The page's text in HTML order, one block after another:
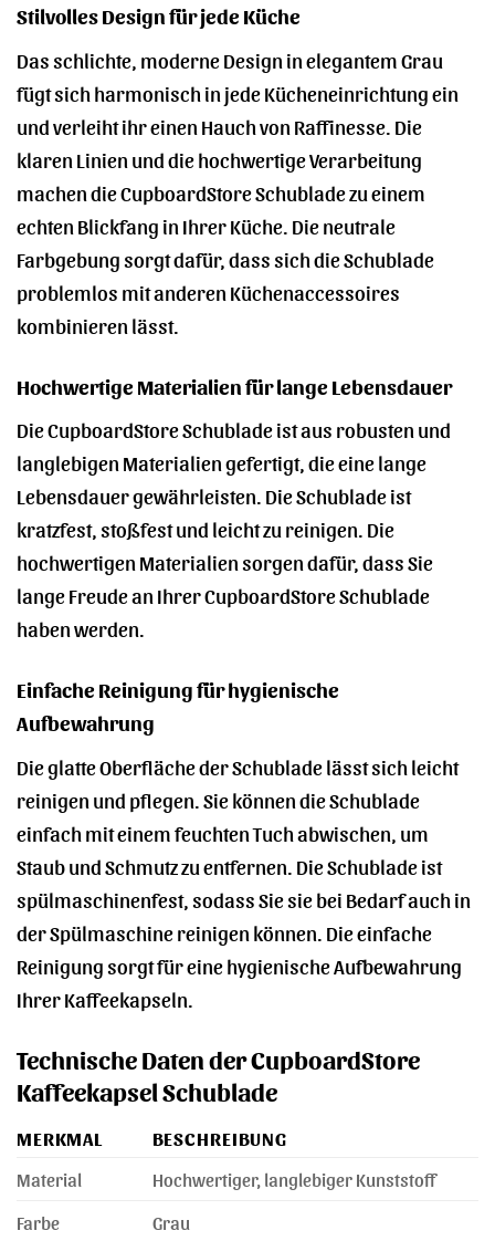
Stilvolles Design für jede Küche
Das schlichte, moderne Design in elegantem Grau
fügt sich harmonisch in jede Kücheneinrichtung ein
und verleiht ihr einen Hauch von Raffinesse. Die
klaren Linien und die hochwertige Verarbeitung
machen die CupboardStore Schublade zu einem
echten Blickfang in Ihrer Küche. Die neutrale
Farbgebung sorgt dafür, dass sich die Schublade
problemlos mit anderen Küchenaccessoires
kombinieren lässt.
Hochwertige Materialien für lange Lebensdauer
Die CupboardStore Schublade ist aus robusten und
langlebigen Materialien gefertigt, die eine lange
Lebensdauer gewährleisten. Die Schublade ist
kratzfest, stoßfest und leicht zu reinigen. Die
hochwertigen Materialien sorgen dafür, dass Sie
lange Freude an Ihrer CupboardStore Schublade
haben werden.
Einfache Reinigung für hygienische
Aufbewahrung
Die glatte Oberfläche der Schublade lässt sich leicht
reinigen und pflegen. Sie können die Schublade
einfach mit einem feuchten Tuch abwischen, um
Staub und Schmutz zu entfernen. Die Schublade ist
spülmaschinenfest, sodass Sie sie bei Bedarf auch in
der Spülmaschine reinigen können. Die einfache
Reinigung sorgt für eine hygienische Aufbewahrung
Ihrer Kaffeekapseln.
Technische Daten der CupboardStore
Kaffeekapsel Schublade
MERKMAL
BESCHREIBUNG
Material
Hochwertiger, langlebiger Kunststoff
Farbe
Grau